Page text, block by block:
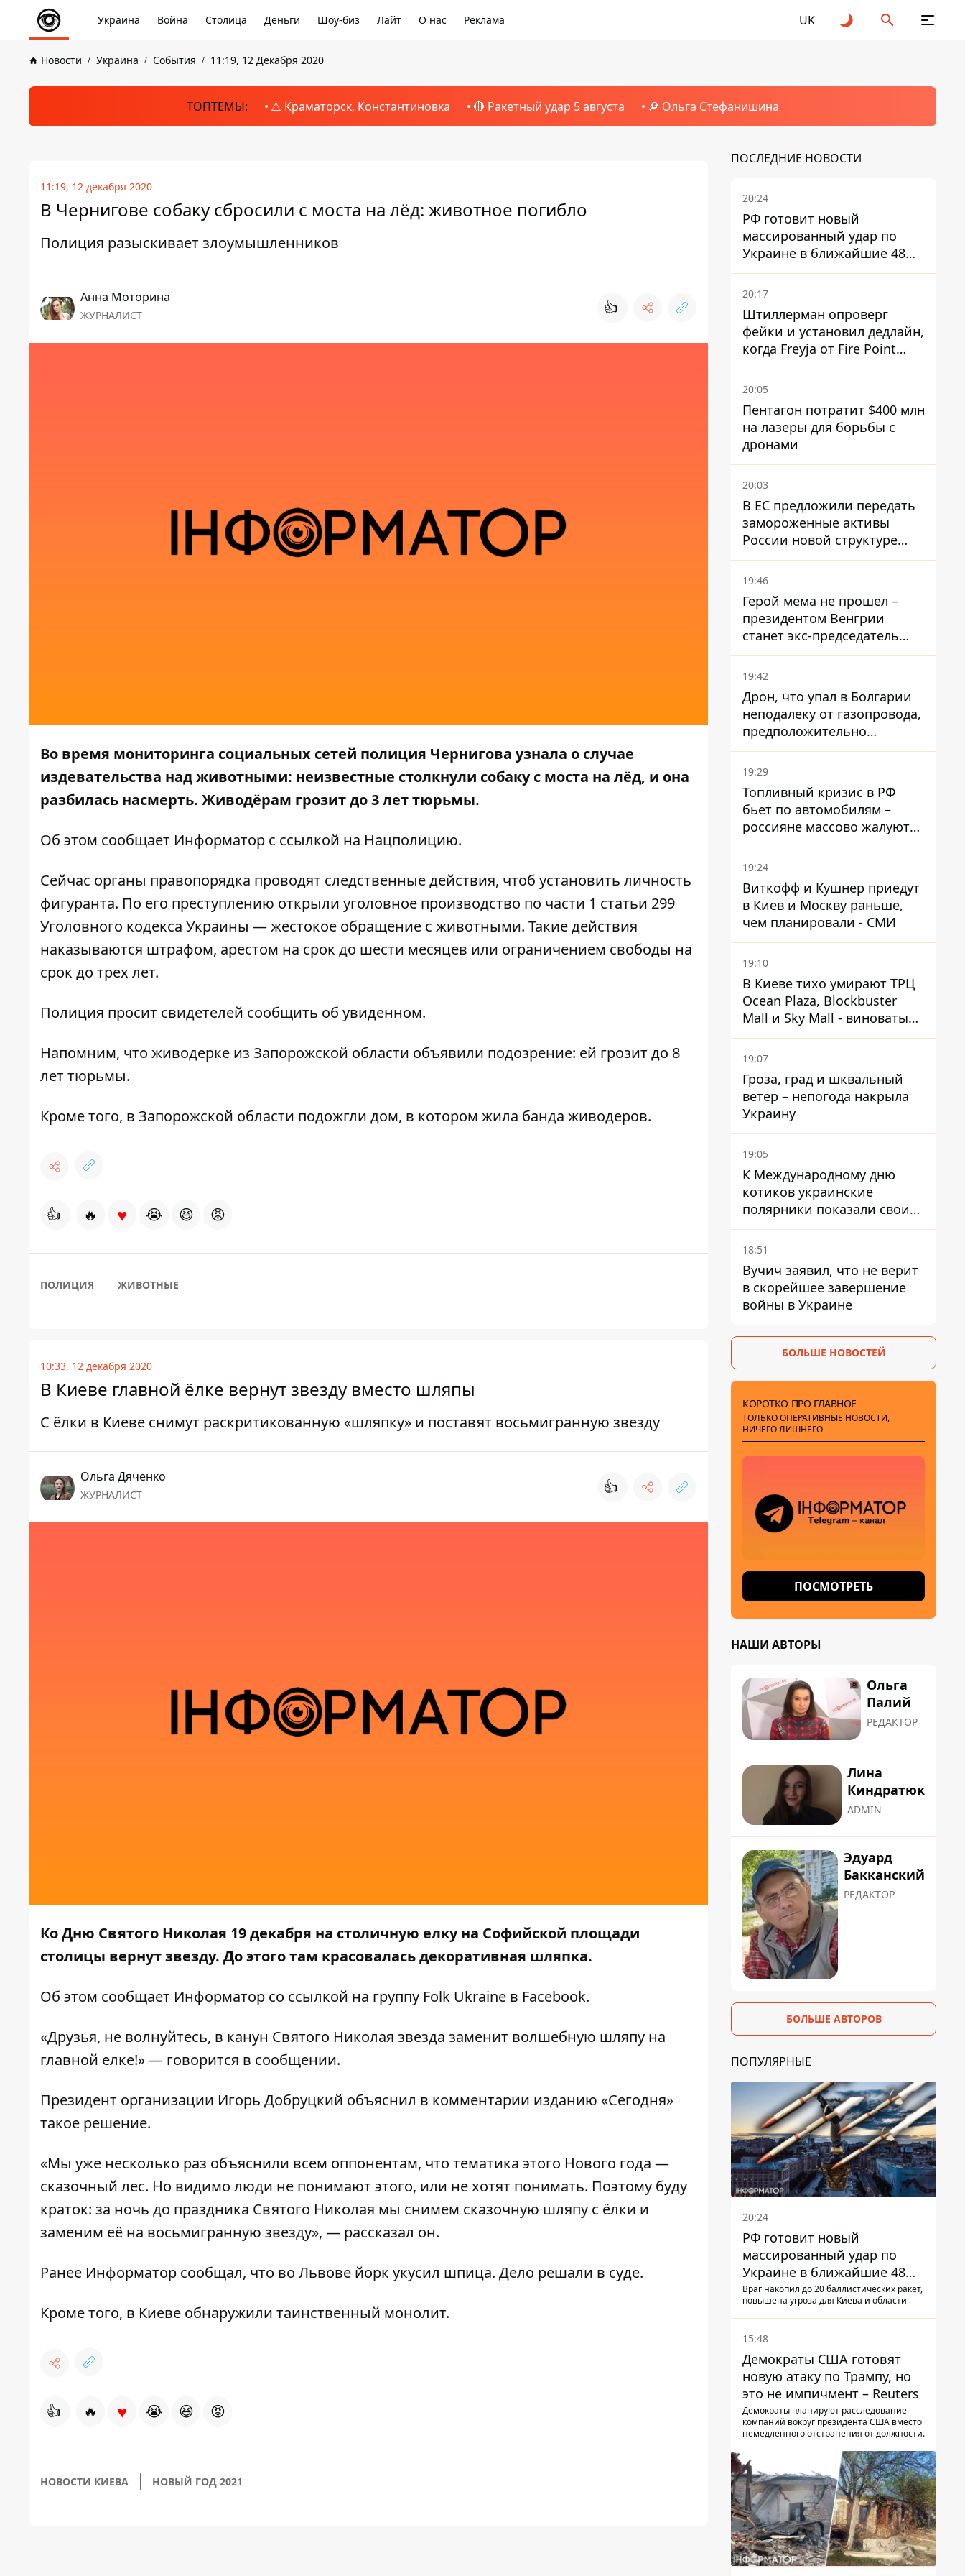
Украина Война Столица Деньги Шоу-биз Лайт О нас Реклама UK
Новости Украина События 11:19, 12 Декабря 2020
ТОПТЕМЫ: ⚠️ Краматорск, Константиновка 🔴 Ракетный удар 5 августа 🔎 Ольга Стефанишина
11:19, 12 декабря 2020
В Чернигове собаку сбросили с моста на лёд: животное погибло
Полиция разыскивает злоумышленников
Анна Моторина
ЖУРНАЛИСТ 👍
Во время мониторинга социальных сетей полиция Чернигова узнала о случае
издевательства над животными: неизвестные столкнули собаку с моста на лёд, и она
разбилась насмерть. Живодёрам грозит до 3 лет тюрьмы.
Об этом сообщает Информатор с ссылкой на Нацполицию.
Сейчас органы правопорядка проводят следственные действия, чтоб установить личность
фигуранта. По его преступлению открыли уголовное производство по части 1 статьи 299
Уголовного кодекса Украины — жестокое обращение с животными. Такие действия
наказываются штрафом, арестом на срок до шести месяцев или ограничением свободы на
срок до трех лет.
Полиция просит свидетелей сообщить об увиденном.
Напомним, что живодерке из Запорожской области объявили подозрение: ей грозит до 8
лет тюрьмы.
Кроме того, в Запорожской области подожгли дом, в котором жила банда живодеров.
👍 🔥 ♥ 😭 😆 😡
ПОЛИЦИЯ ЖИВОТНЫЕ
10:33, 12 декабря 2020
В Киеве главной ёлке вернут звезду вместо шляпы
С ёлки в Киеве снимут раскритикованную «шляпку» и поставят восьмигранную звезду
Ольга Дяченко
ЖУРНАЛИСТ 👍
Ко Дню Святого Николая 19 декабря на столичную елку на Софийской площади
столицы вернут звезду. До этого там красовалась декоративная шляпка.
Об этом сообщает Информатор со ссылкой на группу Folk Ukraine в Facebook.
«Друзья, не волнуйтесь, в канун Святого Николая звезда заменит волшебную шляпу на
главной елке!» — говорится в сообщении.
Президент организации Игорь Добруцкий объяснил в комментарии изданию «Сегодня»
такое решение.
«Мы уже несколько раз объяснили всем оппонентам, что тематика этого Нового года —
сказочный лес. Но видимо люди не понимают этого, или не хотят понимать. Поэтому буду
краток: за ночь до праздника Святого Николая мы снимем сказочную шляпу с ёлки и
заменим её на восьмигранную звезду», — рассказал он.
Ранее Информатор сообщал, что во Львове йорк укусил шпица. Дело решали в суде.
Кроме того, в Киеве обнаружили таинственный монолит.
👍 🔥 ♥ 😭 😆 😡
НОВОСТИ КИЕВА НОВЫЙ ГОД 2021
ПОСЛЕДНИЕ НОВОСТИ
20:24
РФ готовит новый
массированный удар по
Украине в ближайшие 48
часов – разведка США
20:17
Штиллерман опроверг
фейки и установил дедлайн,
когда Freyja от Fire Point
полноценно заработает
против баллистики
20:05
Пентагон потратит $400 млн
на лазеры для борьбы с
дронами
20:03
В ЕС предложили передать
замороженные активы
России новой структуре
блока
19:46
Герой мема не прошел –
президентом Венгрии
станет экс-председатель
Верховного Суда, которого
критиковал Орбан.
19:42
Дрон, что упал в Болгарии
неподалеку от газопровода,
предположительно
украинский - Минобороны
страны
19:29
Топливный кризис в РФ
бьет по автомобилям –
россияне массово жалуются
на поломки из-за
некачественного бензина
19:24
Виткофф и Кушнер приедут
в Киев и Москву раньше,
чем планировали - СМИ
19:10
В Киеве тихо умирают ТРЦ
Ocean Plaza, Blockbuster
Mall и Sky Mall - виноваты
ленивые менеджеры и
каннибализм
19:07
Гроза, град и шквальный
ветер – непогода накрыла
Украину
19:05
К Международному дню
котиков украинские
полярники показали своих
полярников в Антарктиде
18:51
Вучич заявил, что не верит
в скорейшее завершение
войны в Украине
БОЛЬШЕ НОВОСТЕЙ
КОРОТКО ПРО ГЛАВНОЕ
ТОЛЬКО ОПЕРАТИВНЫЕ НОВОСТИ,
НИЧЕГО ЛИШНЕГО
ПОСМОТРЕТЬ
НАШИ АВТОРЫ
Ольга
Палий
РЕДАКТОР
Лина
Киндратюк
ADMIN
Эдуард
Бакканский
РЕДАКТОР
БОЛЬШЕ АВТОРОВ
ПОПУЛЯРНЫЕ
20:24
РФ готовит новый
массированный удар по
Украине в ближайшие 48
часов – разведка США
Враг накопил до 20 баллистических ракет,
повышена угроза для Киева и области
15:48
Демократы США готовят
новую атаку по Трампу, но
это не импичмент – Reuters
Демократы планируют расследование
компаний вокруг президента США вместо
немедленного отстранения от должности.